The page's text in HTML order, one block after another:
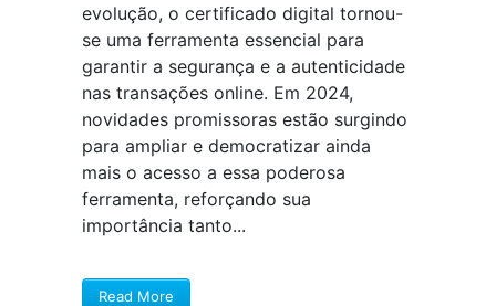
evolução, o certificado digital tornou-
se uma ferramenta essencial para
garantir a segurança e a autenticidade
nas transações online. Em 2024,
novidades promissoras estão surgindo
para ampliar e democratizar ainda
mais o acesso a essa poderosa
ferramenta, reforçando sua
importância tanto...
Read More